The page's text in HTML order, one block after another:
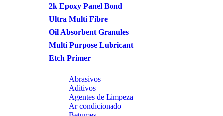
2k Epoxy Panel Bond
Ultra Multi Fibre
Oil Absorbent Granules
Multi Purpose Lubricant
Etch Primer
Abrasivos
Aditivos
Agentes de Limpeza
Ar condicionado